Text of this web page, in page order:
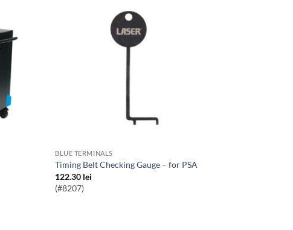
BLUE TERMINALS
Timing Belt Checking Gauge – for PSA
122.30 lei
(#8207)